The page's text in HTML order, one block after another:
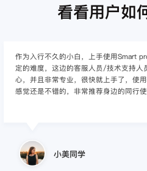
看看用户如
作为入行不久的小白，上手使用Smart
定的难度，这边的客服人员/技术支持人
心，并且非常专业，很快就上手了，使
感觉还是不错的，非常推荐身边的同行使
小美同学